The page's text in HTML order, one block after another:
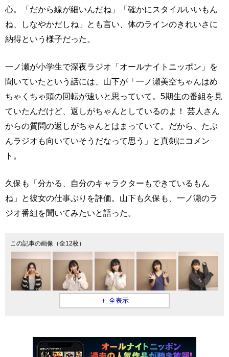
心。「だから線が細いんだね」「確かにスタイルいいもん
ね、しなやかだしね」とも言い、体のラインのきれいさに
納得という様子だった。
一ノ瀬が小学生で深夜ラジオ「オールナイトニッポン」を
聞いていたという話には、山下が「一ノ瀬美空ちゃんはめ
ちゃくちゃ頭の回転が速いと思っていて。5期生の番組を見
ていたんだけど、返しがちゃんとしているのよ！ 芸人さん
からの質問の返しがちゃんとはまっていて。だから、たぶ
んラジオも向いていそうだなって思う」と真剣にコメン
ト。
久保も「分かる、自分のキャラクターもできているもん
ね」と彼女の仕事ぶりを評価。山下も久保も、一ノ瀬のラ
ジオ番組を聞いてみたいと語った。
この記事の画像（全12枚）
＋ 全表示